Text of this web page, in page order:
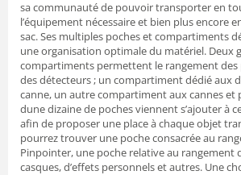
sa communauté de pouvoir transporter en
l’équipement nécessaire et bien plus encore
sac. Ses multiples poches et compartiments
une organisation optimale du matériel. Deux
compartiments permettent le rangement
des détecteurs ; un compartiment dédié aux
canne, un autre compartiment aux cannes et
dune dizaine de poches viennent s’ajouter à
afin de proposer une place à chaque objet
pourrez trouver une poche consacrée au
Pinpointer, une poche relative au rangement
casques, d’effets personnels et autres. Une